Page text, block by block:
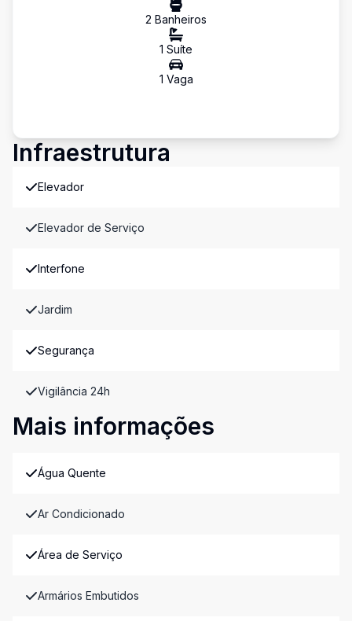
2 Banheiros
1 Suíte
1 Vaga
Infraestrutura
Elevador
Elevador de Serviço
Interfone
Jardim
Segurança
Vigilância 24h
Mais informações
Água Quente
Ar Condicionado
Área de Serviço
Armários Embutidos